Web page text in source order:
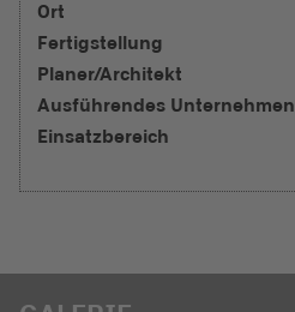
Ort
Fertigstellung
Planer/Architekt
Ausführendes Unternehmen
Einsatzbereich